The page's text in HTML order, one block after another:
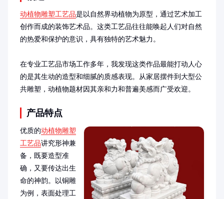
动植物雕塑工艺品是以自然界动植物为原型，通过艺术加工
创作而成的装饰艺术品。这类工艺品往往能唤起人们对自然
的热爱和保护的意识，具有独特的艺术魅力。
在专业工艺品市场工作多年，我发现这类作品最能打动人心
的是其生动的造型和细腻的质感表现。从家居摆件到大型公
共雕塑，动植物题材因其亲和力和普遍美感而广受欢迎。
产品特点
优质的动植物雕塑
工艺品讲究形神兼
备，既要造型准
确，又要传达出生
命的神韵。以铜雕
为例，表面处理工